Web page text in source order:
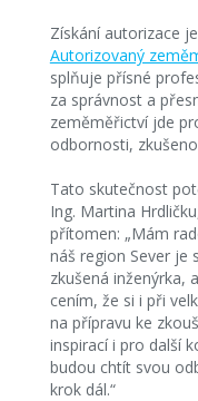
Získání autorizace
Autorizovaný
splňuje přísné
za správnost a
zeměměřictví jde
odbornosti,
Tato skutečnost
Ing. Martina
přítomen: „Mám
náš region Sever je
zkušená inženýrka,
cením, že si i při
na přípravu ke
inspirací i pro další
budou chtít svou
krok dál.“